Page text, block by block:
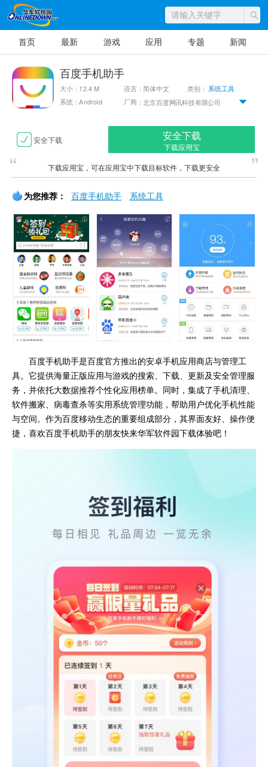
首页 最新 游戏 应用 专题 新闻
百度手机助手
大小：12.4 M 语言：简体中文 类别： 系统工具
系统：Android
厂商：北京百度网讯科技有限公司
安全下载 安全下载
下载应用宝
下载应用宝，可在应用宝中下载目标软件，下载更安全
为您推荐： 百度手机助手 系统工具
百度手机助手是百度官方推出的安卓手机应用商店与管理工
具。它提供海量正版应用与游戏的搜索、下载、更新及安全管理服
务，并依托大数据推荐个性化应用榜单。同时，集成了手机清理、
软件搬家、病毒查杀等实用系统管理功能，帮助用户优化手机性能
与空间。作为百度移动生态的重要组成部分，其界面友好、操作便
捷，喜欢百度手机助手的朋友快来华军软件园下载体验吧！